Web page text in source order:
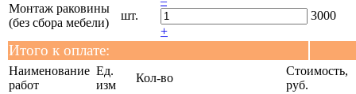
Монтаж раковины
(без сбора мебели)
шт.
+
3000
Итого к оплате:
Наименование
работ
Ед.
изм
Кол-во
Стоимость,
руб.